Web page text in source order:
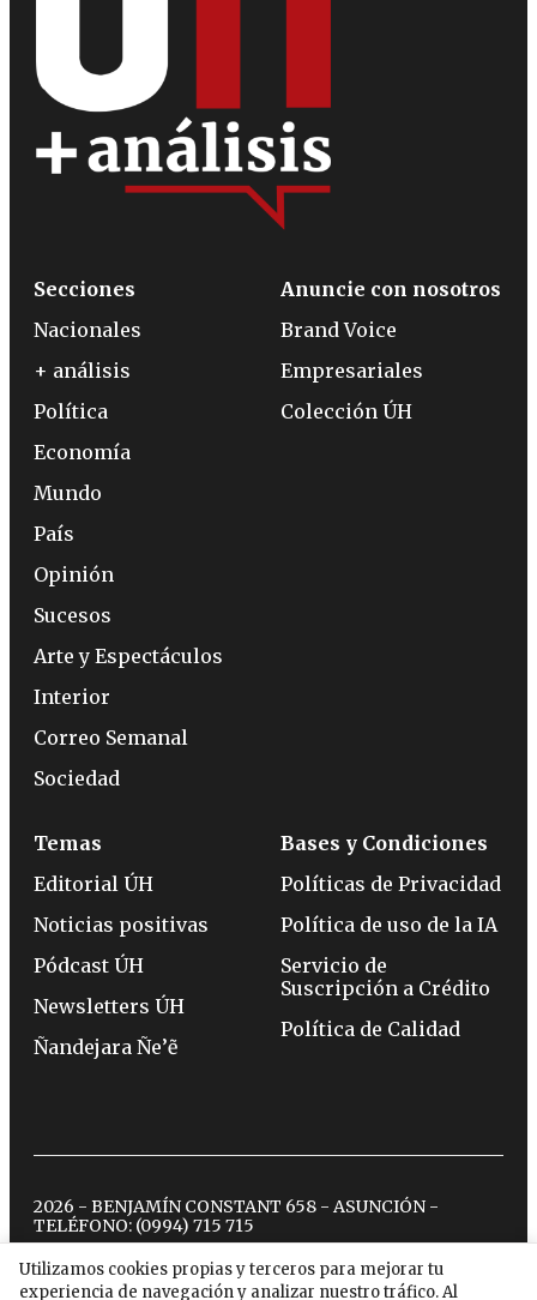
Utilizamos cookies propias y terceros para mejorar tu
experiencia de navegación y analizar nuestro tráfico. Al
Secciones
Nacionales
+ análisis
Política
Economía
Mundo
País
Opinión
Sucesos
Arte y Espectáculos
Interior
Correo Semanal
Sociedad
Anuncie con nosotros
Brand Voice
Empresariales
Colección ÚH
Temas
Editorial ÚH
Noticias positivas
Pódcast ÚH
Newsletters ÚH
Ñandejara Ñe’ẽ
Bases y Condiciones
Políticas de Privacidad
Política de uso de la IA
Servicio de
Suscripción a Crédito
Política de Calidad
2026 - BENJAMÍN CONSTANT 658 - ASUNCIÓN -
TELÉFONO: (0994) 715 715